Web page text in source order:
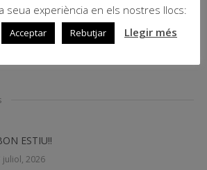
ESTIU!!
juliol, 2026
seua experiència en els nostres llocs:
Acceptar Rebutjar Llegir més